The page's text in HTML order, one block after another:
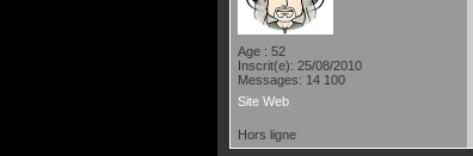
Age : 52
Inscrit(e): 25/08/2010
Messages: 14 100
Site Web
Hors ligne